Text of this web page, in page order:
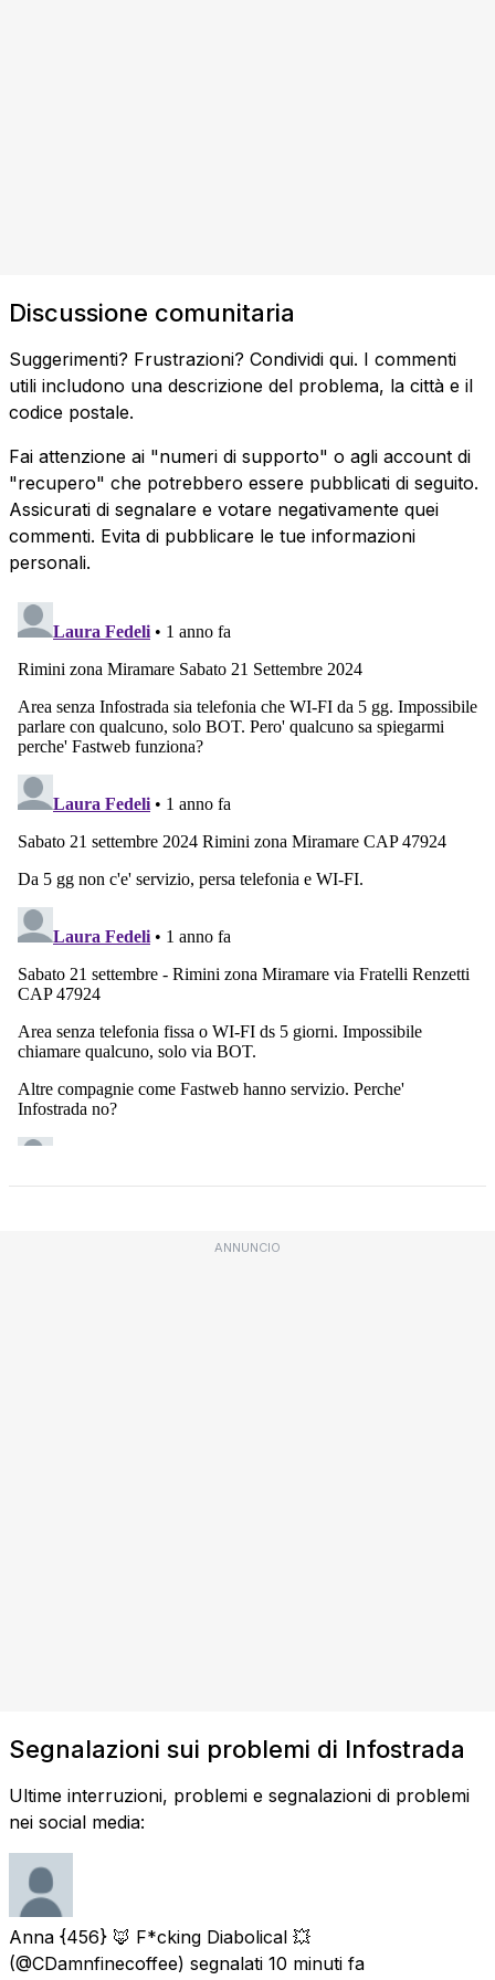
Discussione comunitaria
Suggerimenti? Frustrazioni? Condividi qui. I commenti
utili includono una descrizione del problema, la città e il
codice postale.
Fai attenzione ai "numeri di supporto" o agli account di
"recupero" che potrebbero essere pubblicati di seguito.
Assicurati di segnalare e votare negativamente quei
commenti. Evita di pubblicare le tue informazioni
personali.
ANNUNCIO
Segnalazioni sui problemi di Infostrada
Ultime interruzioni, problemi e segnalazioni di problemi
nei social media:
Anna {456} 🦊 F*cking Diabolical 💥
(@CDamnfinecoffee) segnalati 10 minuti fa